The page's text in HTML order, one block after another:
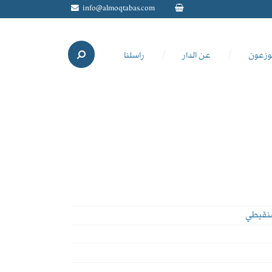
info@almoqtabas.com
عن الدار راسلنا